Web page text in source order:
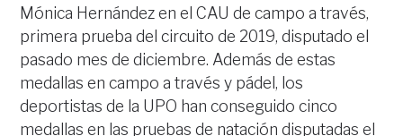
Mónica Hernández en el CAU de campo a través,
primera prueba del circuito de 2019, disputado el
pasado mes de diciembre. Además de estas
medallas en campo a través y pádel, los
deportistas de la UPO han conseguido cinco
medallas en las pruebas de natación disputadas el